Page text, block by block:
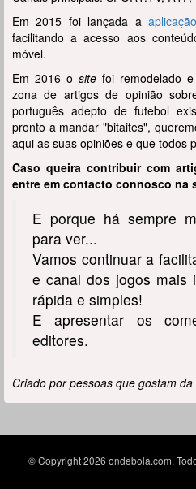
Em 2015 foi lançada a
facilitando a acesso aos
móvel.
Em 2016 o site foi remodelado
zona de artigos de opinião
português adepto de futebol
pronto a mandar "bitaites",
aqui as suas opiniões e que todos
Caso queira contribuir com
entre em contacto connosco na
E porque há sempre
para ver...
Vamos continuar a
e canal dos jogos mais
rápida e simples!
E apresentar os
editores.
Criado por pessoas que gostam
© Copyright 2026 ondebola.com.